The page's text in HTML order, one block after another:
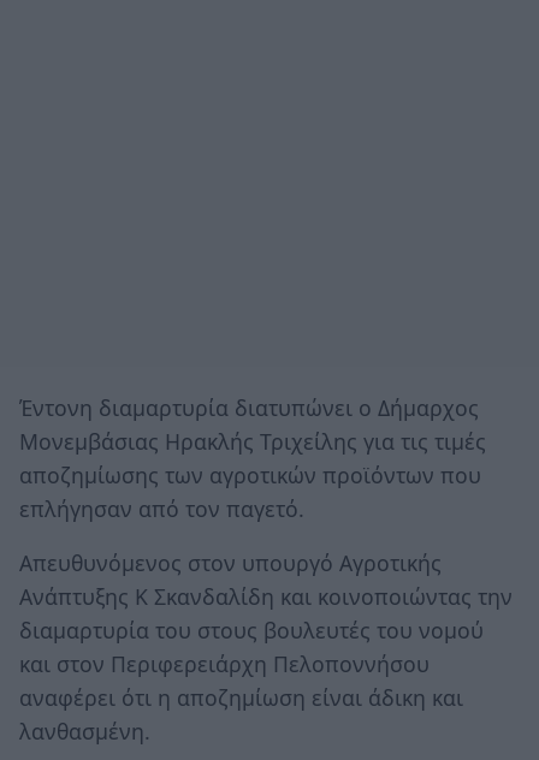
Έντονη διαμαρτυρία διατυπώνει ο Δήμαρχος
Μονεμβάσιας Ηρακλής Τριχείλης για τις τιμές
αποζημίωσης των αγροτικών προϊόντων που
επλήγησαν από τον παγετό.
Απευθυνόμενος στον υπουργό Αγροτικής
Ανάπτυξης Κ Σκανδαλίδη και κοινοποιώντας την
διαμαρτυρία του στους βουλευτές του νομού
και στον Περιφερειάρχη Πελοποννήσου
αναφέρει ότι η αποζημίωση είναι άδικη και
λανθασμένη.